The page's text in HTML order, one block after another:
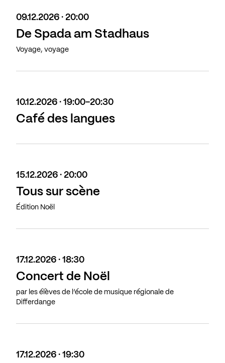
09.12.2026 · 20:00
De Spada am Stadhaus
Voyage, voyage
10.12.2026 · 19:00-20:30
Café des langues
15.12.2026 · 20:00
Tous sur scène
Édition Noël
17.12.2026 · 18:30
Concert de Noël
par les élèves de l’école de musique régionale de
Differdange
17.12.2026 · 19:30